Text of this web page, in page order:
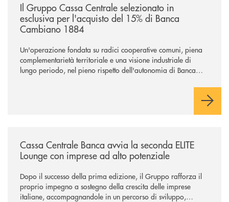
Il Gruppo Cassa Centrale selezionato in
esclusiva per l'acquisto del 15% di Banca
Cambiano 1884
Un'operazione fondata su radici cooperative comuni, piena
complementarietà territoriale e una visione industriale di
lungo periodo, nel pieno rispetto dell'autonomia di Banca
negoziazione esclusiva per la finalizzazione dell’operazione.
Cassa Centrale Banca avvia la seconda ELITE
Lounge con imprese ad alto potenziale
Dopo il successo della prima edizione, il Gruppo rafforza il
proprio impegno a sostegno della crescita delle imprese
italiane, accompagnandole in un percorso di sviluppo,